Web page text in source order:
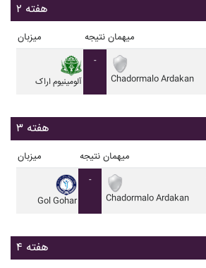
هفته ۲
میزبان نتیجه میهمان
آلومينيوم اراک
-
Chadormalo Ardakan
هفته ۳
میزبان نتیجه میهمان
Gol Gohar
-
Chadormalo Ardakan
هفته ۴